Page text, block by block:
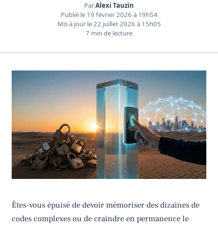
ParAlexi Tauzin
Publié le 19 février 2026 à 19h54
Mis à jour le22 juillet 2026 à 15h05
7 min de lecture
Êtes-vous épuisé de devoir mémoriser des dizaines de
codes complexes ou de craindre en permanence le